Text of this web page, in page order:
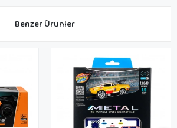
Benzer Ürünler